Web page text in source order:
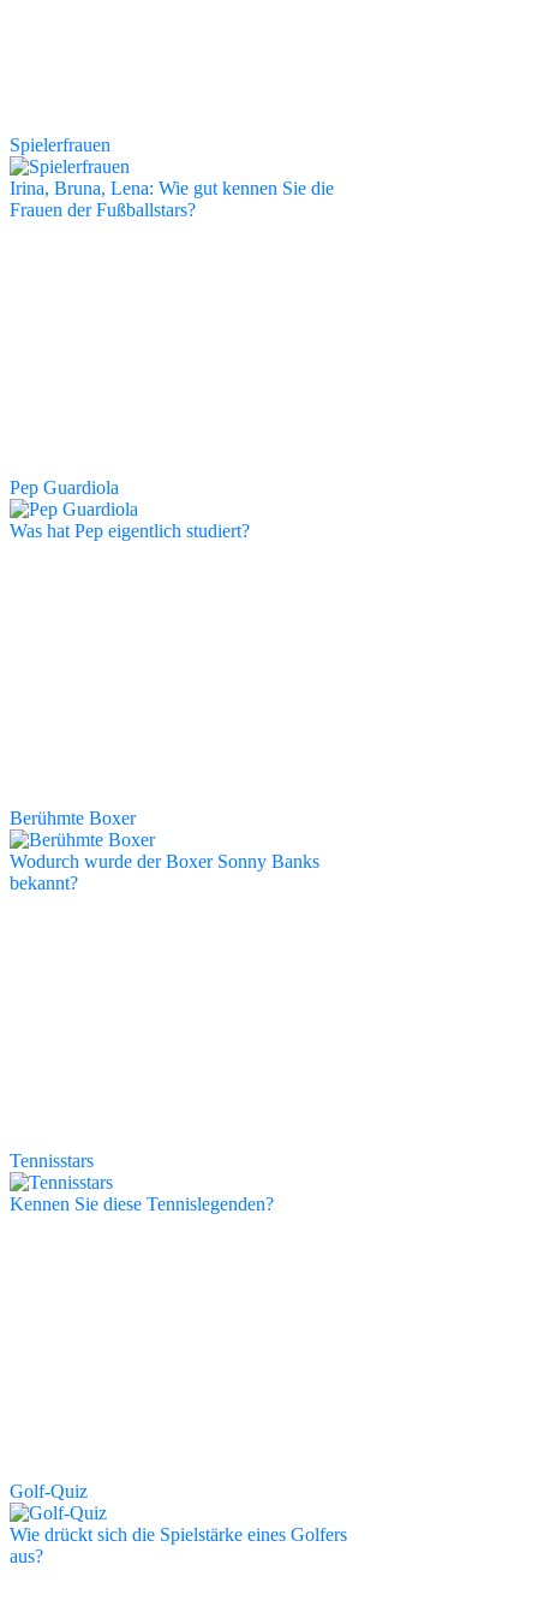
Spielerfrauen
Irina, Bruna, Lena: Wie gut kennen Sie die
Frauen der Fußballstars?
Pep Guardiola
Was hat Pep eigentlich studiert?
Berühmte Boxer
Wodurch wurde der Boxer Sonny Banks
bekannt?
Tennisstars
Kennen Sie diese Tennislegenden?
Golf-Quiz
Wie drückt sich die Spielstärke eines Golfers
aus?